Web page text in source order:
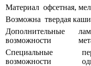
Материал офсетная,
Возможна твердая
Дополнительные
возможности
Специальные
возможности